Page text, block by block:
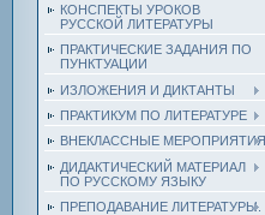
КОНСПЕКТЫ УРОКОВ
РУССКОЙ ЛИТЕРАТУРЫ
ПРАКТИЧЕСКИЕ ЗАДАНИЯ ПО
ПУНКТУАЦИИ
ИЗЛОЖЕНИЯ И ДИКТАНТЫ
ПРАКТИКУМ ПО ЛИТЕРАТУРЕ
ВНЕКЛАССНЫЕ МЕРОПРИЯТИЯ
ДИДАКТИЧЕСКИЙ МАТЕРИАЛ
ПО РУССКОМУ ЯЗЫКУ
ПРЕПОДАВАНИЕ ЛИТЕРАТУРЫ.